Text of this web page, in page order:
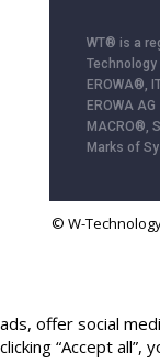
WT® is a
Technology
EROWA®,
EROWA AG
MACRO®,
Marks of
© W-
ads, offer social
clicking “Accept